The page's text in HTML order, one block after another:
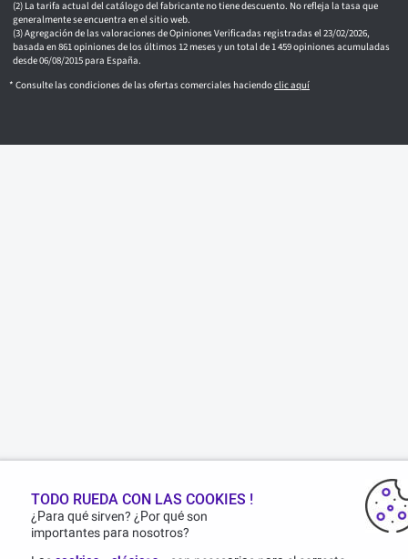
La tarifa actual del catálogo del fabricante no tiene descuento. No refleja la tasa que
generalmente se encuentra en el sitio web.
Agregación de las valoraciones de Opiniones Verificadas registradas el 23/02/2026,
basada en 861 opiniones de los últimos 12 meses y un total de 1 459 opiniones acumuladas
desde 06/08/2015 para España.
* Consulte las condiciones de las ofertas comerciales haciendoclic aquí
TODO RUEDA CON LAS COOKIES !
¿Para qué sirven? ¿Por qué son
importantes para nosotros?